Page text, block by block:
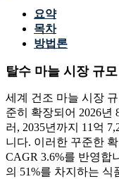
요약
목차
방법론
탈수 마늘 시장 규모
세계 건조 마늘 시장
준히 확장되어 2026년
러, 2035년까지 11억
니다. 이러한 꾸준한
CAGR 3.6%를 반영합
의 51%를 차지하는 식